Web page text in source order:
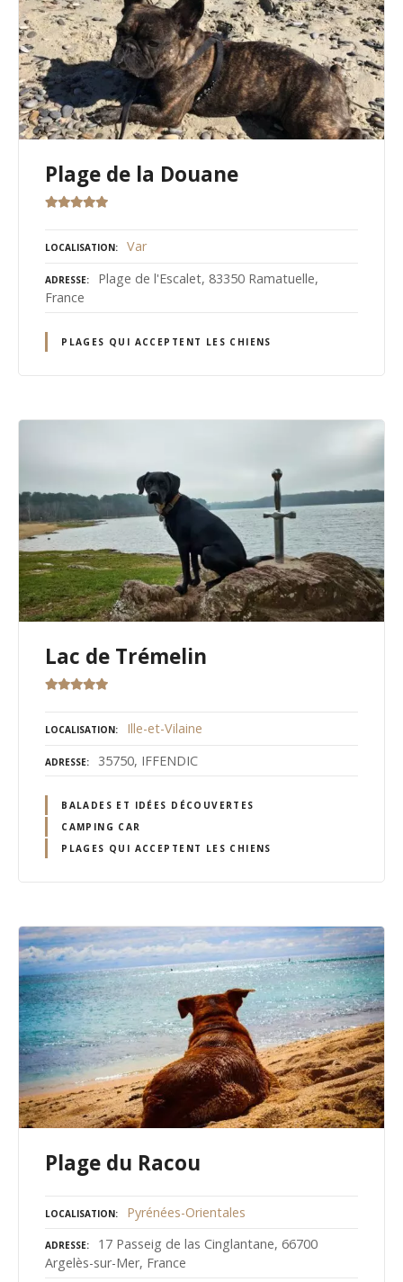
Plage de la Douane
LOCALISATION Var
ADRESSE
Plage de l'Escalet, 83350 Ramatuelle,
France
PLAGES QUI ACCEPTENT LES CHIENS
Lac de Trémelin
LOCALISATION Ille-et-Vilaine
ADRESSE 35750, IFFENDIC
BALADES ET IDÉES DÉCOUVERTES
CAMPING CAR
PLAGES QUI ACCEPTENT LES CHIENS
Plage du Racou
LOCALISATION Pyrénées-Orientales
ADRESSE
17 Passeig de las Cinglantane, 66700
Argelès-sur-Mer, France